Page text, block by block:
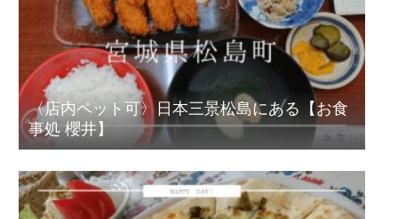
〈店内ペット可〉日本三景松島にある【お食
事処 櫻井】